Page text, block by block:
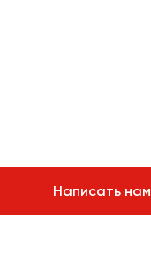
Другое
Написать нам